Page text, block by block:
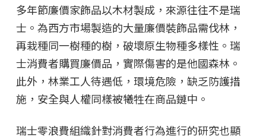
多年節廉價家飾品以木材製成，來源往往不是瑞
士。為西方市場製造的大量廉價裝飾品需伐林，
再栽種同一樹種的樹，破壞原生物種多樣性。瑞
士消費者購買廉價品，實際傷害的是他國森林。
此外，林業工人待遇低，環境危險，缺乏防護措
施，安全與人權同樣被犧牲在商品鏈中。
瑞士零浪費組織針對消費者行為進行的研究也顯